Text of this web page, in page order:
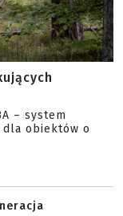
– system
dla obiektów o